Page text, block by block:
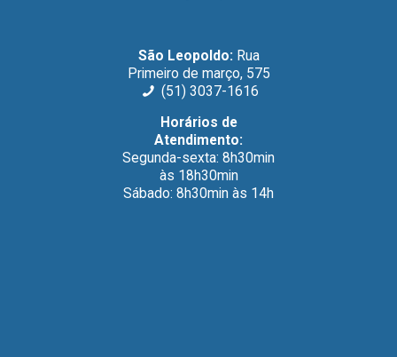
São Leopoldo: Rua
Primeiro de março, 575
(51) 3037-1616
Horários de
Atendimento:
Segunda-sexta: 8h30min
às 18h30min
Sábado: 8h30min às 14h